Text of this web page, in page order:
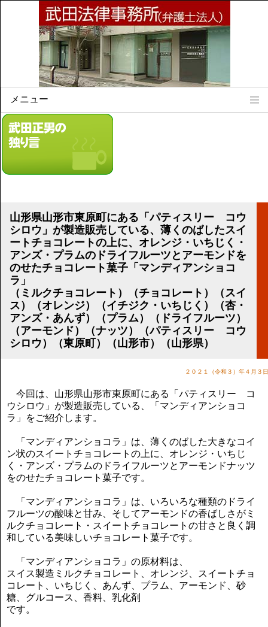
メニュー
Home
所属弁護士
法律相談案内
リンク集
顧問契約について
講演のご案内
気をつけたい法律のポイント
武田正男の独り言
山形県山形市東原町にある「パティスリー コウ
シロウ」が製造販売している、薄くのばしたスイ
ートチョコレートの上に、オレンジ・いちじく・
アンズ・プラムのドライフルーツとアーモンドを
のせたチョコレート菓子「マンディアンショコ
ラ」
（ミルクチョコレート）（チョコレート）（スイ
ス）（オレンジ）（イチジク・いちじく）（杏・
アンズ・あんず）（プラム）（ドライフルーツ）
（アーモンド）（ナッツ）（パティスリー コウ
シロウ）（東原町）（山形市）（山形県）
２０２１（令和３）年４月３日
今回は、山形県山形市東原町にある「パティスリー コ
ウシロウ」が製造販売している、「マンディアンショコ
ラ」をご紹介します。
「マンディアンショコラ」は、薄くのばした大きなコイ
ン状のスイートチョコレートの上に、オレンジ・いちじ
く・アンズ・プラムのドライフルーツとアーモンドナッツ
をのせたチョコレート菓子です。
「マンディアンショコラ」は、いろいろな種類のドライ
フルーツの酸味と甘み、そしてアーモンドの香ばしさがミ
ルクチョコレート・スイートチョコレートの甘さと良く調
和している美味しいチョコレート菓子です。
「マンディアンショコラ」の原材料は、
スイス製造ミルクチョコレート、オレンジ、スイートチョ
コレート、いちじく、あんず、プラム、アーモンド、砂
糖、グルコース、香料、乳化剤
です。